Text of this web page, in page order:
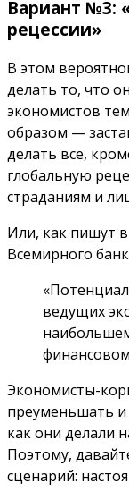
Вариант №3:
рецессии»
В этом
делать то, что
экономистов
образом —
делать все,
глобальную
страданиям и
Или, как пишут
Всемирного
ведущих
Экономисты-
преуменьшать
как они делали
Поэтому,
сценарий: